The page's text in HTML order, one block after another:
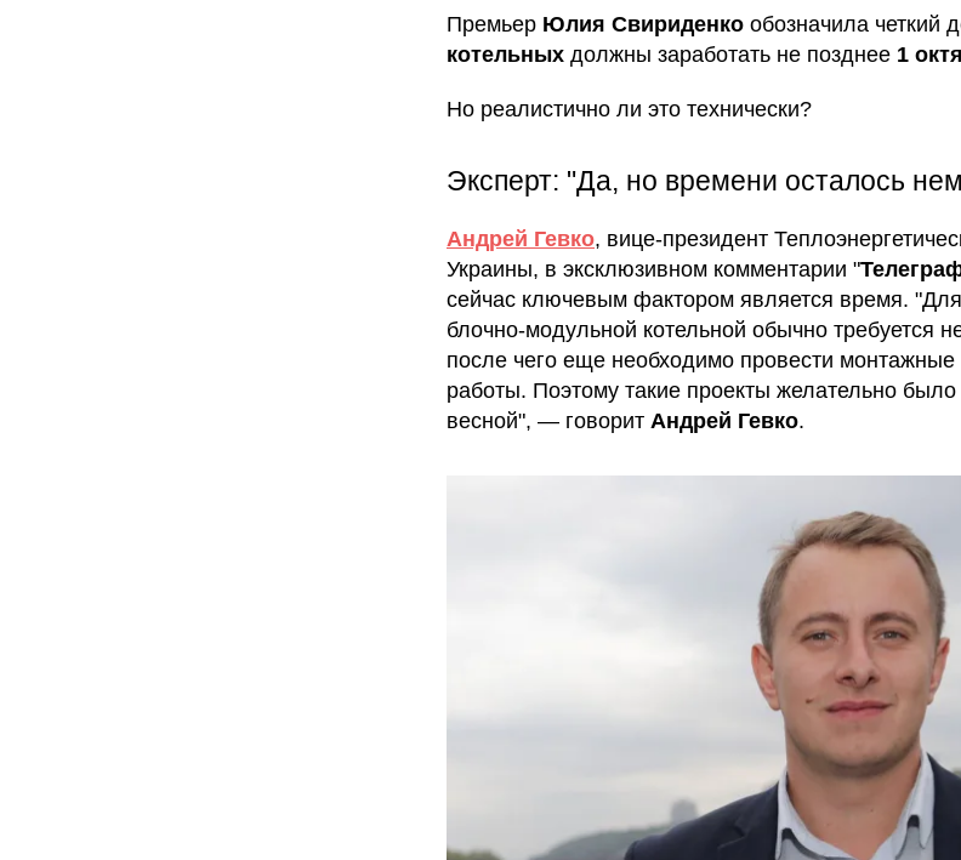
Премьер Юлия Свириденко обозначила четкий
котельных должны заработать не позднее 1
Но реалистично ли это технически?
Эксперт: "Да, но времени осталось
Андрей Гевко, вице-президент
Украины, в эксклюзивном комментарии "
сейчас ключевым фактором является время. "Для
блочно-модульной котельной обычно требуется
после чего еще необходимо провести
работы. Поэтому такие проекты желательно было
весной", — говорит Андрей Гевко.